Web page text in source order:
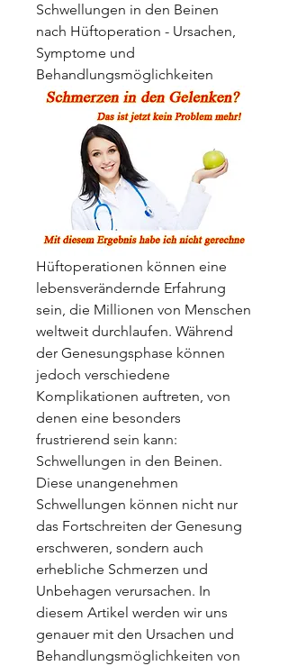
Schwellungen in den Beinen
nach Hüftoperation - Ursachen,
Symptome und
Behandlungsmöglichkeiten
Hüftoperationen können eine
lebensverändernde Erfahrung
sein, die Millionen von Menschen
weltweit durchlaufen. Während
der Genesungsphase können
jedoch verschiedene
Komplikationen auftreten, von
denen eine besonders
frustrierend sein kann:
Schwellungen in den Beinen.
Diese unangenehmen
Schwellungen können nicht nur
das Fortschreiten der Genesung
erschweren, sondern auch
erhebliche Schmerzen und
Unbehagen verursachen. In
diesem Artikel werden wir uns
genauer mit den Ursachen und
Behandlungsmöglichkeiten von